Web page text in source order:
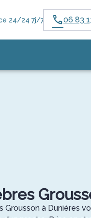
24/24 7j/7 06 83
Grousson à Dunières